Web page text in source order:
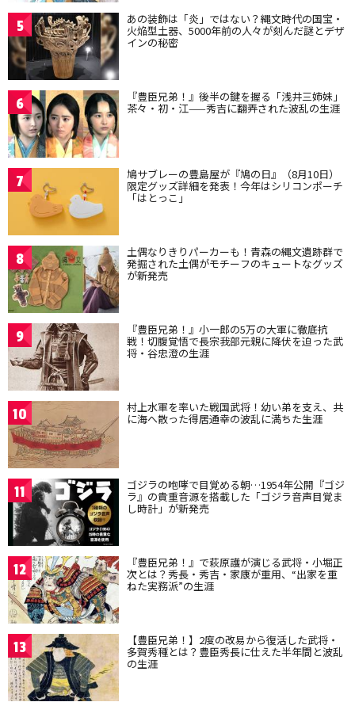
5 あの装飾は「炎」ではない？縄文時代の国宝・
火焔型土器、5000年前の人々が刻んだ謎とデザ
インの秘密
6 『豊臣兄弟！』後半の鍵を握る「浅井三姉妹」
茶々・初・江——秀吉に翻弄された波乱の生涯
7 鳩サブレーの豊島屋が『鳩の日』（8月10日）
限定グッズ詳細を発表！今年はシリコンポーチ
「はとっこ」
8 土偶なりきりパーカーも！青森の縄文遺跡群で
発掘された土偶がモチーフのキュートなグッズ
が新発売
9 『豊臣兄弟！』小一郎の5万の大軍に徹底抗
戦！切腹覚悟で長宗我部元親に降伏を迫った武
将・谷忠澄の生涯
10 村上水軍を率いた戦国武将！幼い弟を支え、共
に海へ散った得居通幸の波乱に満ちた生涯
11 ゴジラの咆哮で目覚める朝…1954年公開『ゴジ
ラ』の貴重音源を搭載した「ゴジラ音声目覚ま
し時計」が新発売
12 『豊臣兄弟！』で萩原護が演じる武将・小堀正
次とは？秀長・秀吉・家康が重用、“出家を重
ねた実務派”の生涯
13 【豊臣兄弟！】2度の改易から復活した武将・
多賀秀種とは？豊臣秀長に仕えた半年間と波乱
の生涯